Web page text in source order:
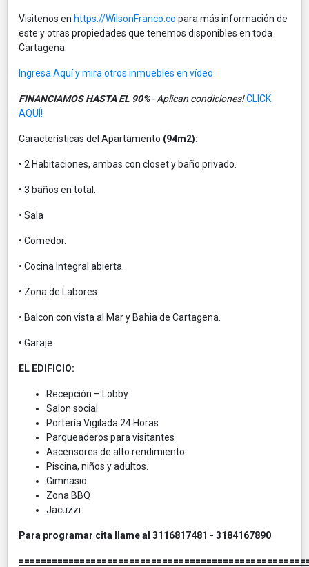
Visitenos en https://WilsonFranco.co para más información de
este y otras propiedades que tenemos disponibles en toda
Cartagena.
Ingresa Aquí y mira otros inmuebles en vídeo
FINANCIAMOS HASTA EL 90%- Aplican condiciones!CLICK
AQUÍ!
Características del Apartamento (94m2):
• 2 Habitaciones, ambas con closet y baño privado.
• 3 baños en total.
• Sala
• Comedor.
• Cocina Integral abierta.
• Zona de Labores.
• Balcon con vista al Mar y Bahia de Cartagena.
• Garaje
EL EDIFICIO:
Recepción – Lobby
Salon social.
Portería Vigilada 24 Horas
Parqueaderos para visitantes
Ascensores de alto rendimiento
Piscina, niños y adultos.
Gimnasio
Zona BBQ
Jacuzzi
Para programar cita llame al 3116817481 - 3184167890